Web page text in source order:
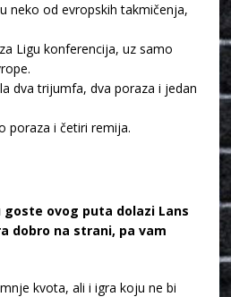
neko od evropskih takmičenja,
Ligu konferencija, uz samo
dva trijumfa, dva poraza i jedan
poraza i četiri remija.
goste ovog puta dolazi Lans
dobro na strani, pa vam
kvota, ali i igra koju ne bi